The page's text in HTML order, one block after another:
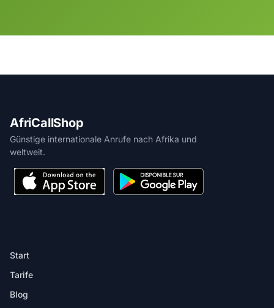
AfriCallShop
Günstige internationale Anrufe nach Afrika und
weltweit.
Start
Tarife
Blog